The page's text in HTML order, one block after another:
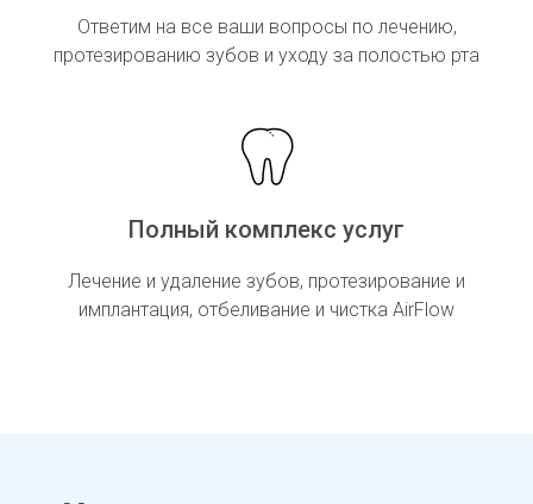
Ответим на все ваши вопросы по лечению,
протезированию зубов и уходу за полостью рта
Полный комплекс услуг
Лечение и удаление зубов, протезирование и
имплантация, отбеливание и чистка AirFlow